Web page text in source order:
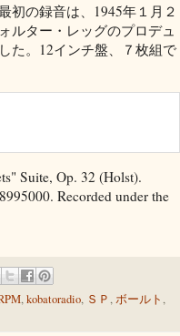
初の録音は、1945年１月２
ルター・レッグのプロデュ
た。12インチ盤、７枚組で
Suite, Op. 32 (Holst).
Recorded under the
,kobatoradio, ＳＰ,ボールト,